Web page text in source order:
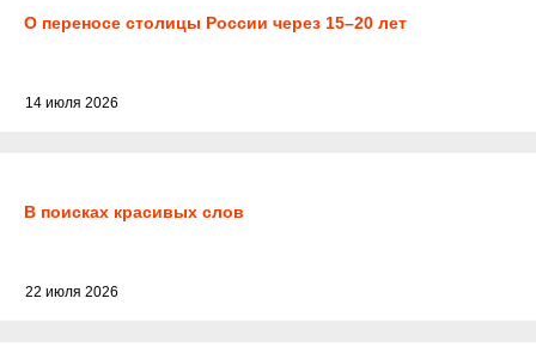
О переносе столицы России через 15–20 лет
14 июля 2026
В поисках красивых слов
22 июля 2026